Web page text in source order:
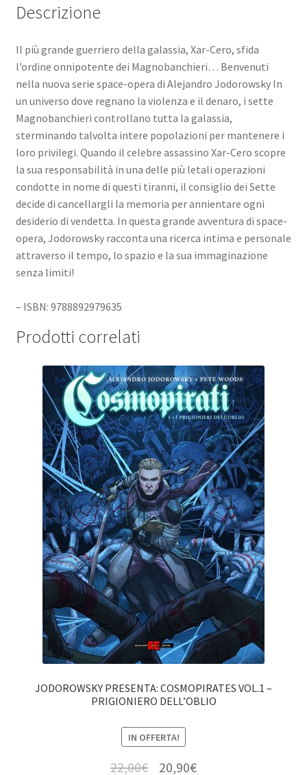
Descrizione
Il più grande guerriero della galassia, Xar-Cero, sfida
l’ordine onnipotente dei Magnobanchieri… Benvenuti
nella nuova serie space-opera di Alejandro Jodorowsky In
un universo dove regnano la violenza e il denaro, i sette
Magnobanchieri controllano tutta la galassia,
sterminando talvolta intere popolazioni per mantenere i
loro privilegi. Quando il celebre assassino Xar-Cero scopre
la sua responsabilità in una delle più letali operazioni
condotte in nome di questi tiranni, il consiglio dei Sette
decide di cancellargli la memoria per annientare ogni
desiderio di vendetta. In questa grande avventura di space-
opera, Jodorowsky racconta una ricerca intima e personale
attraverso il tempo, lo spazio e la sua immaginazione
senza limiti!
– ISBN: 9788892979635
Prodotti correlati
JODOROWSKY PRESENTA: COSMOPIRATES VOL.1 –
PRIGIONIERO DELL’OBLIO
IN OFFERTA!
22,00€ 20,90€